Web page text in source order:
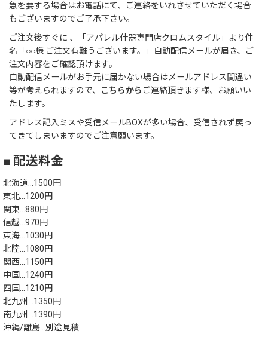
急を要する場合はお電話にて、ご連絡をいれさせていただく場合
もございますのでご了承下さい。
ご注文後すぐに 、「アパレル什器専門店クロムスタイル」より件
名「○○様 ご注文有難うございます。」自動配信メールが届き、ご
注文内容をご確認頂けます。
自動配信メールがお手元に届かない場合はメールアドレス間違い
等が考えられますので、
こちらから ご連絡頂きます様、お願いい
たします。
アドレス記入ミスや受信メールBOXが多い場合、受信されず戻っ
てきてしまいますのでご注意願います。
■ 配送料金
北海道…1500円
東北…1200円
関東…880円
信越…970円
東海…1030円
北陸…1080円
関西…1150円
中国…1240円
四国…1210円
北九州…1350円
南九州…1390円
沖縄/離島…別途見積